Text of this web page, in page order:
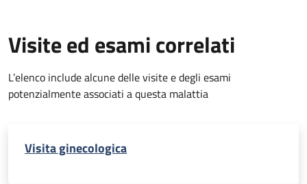
Visite ed esami correlati
L’elenco include alcune delle visite e degli esami
potenzialmente associati a questa malattia
Visita ginecologica